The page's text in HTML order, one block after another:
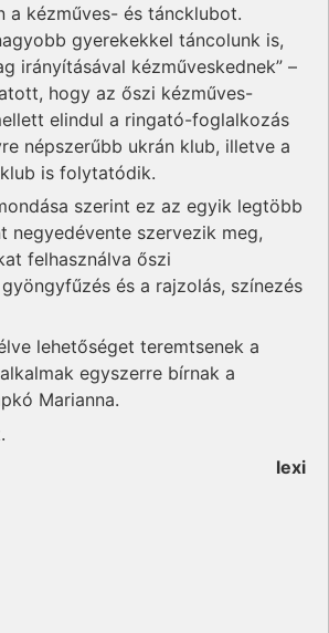
a kézműves- és táncklubot.
gyerekekkel táncolunk is,
irányításával kézműveskednek” –
hogy az őszi kézműves-
elindul a ringató-foglalkozás
népszerűbb ukrán klub, illetve a
is folytatódik.
szerint ez az egyik legtöbb
negyedévente szervezik meg,
felhasználva őszi
és a rajzolás, színezés
lehetőséget teremtsenek a
egyszerre bírnak a
Marianna.
lexi